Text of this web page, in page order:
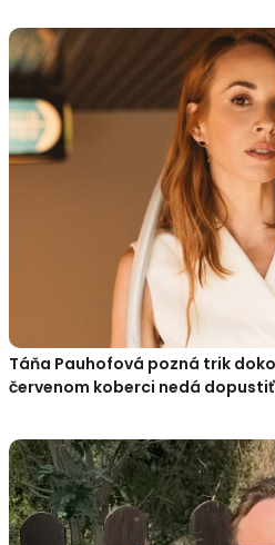
Táňa Pauhofová pozná trik
červenom koberci nedá